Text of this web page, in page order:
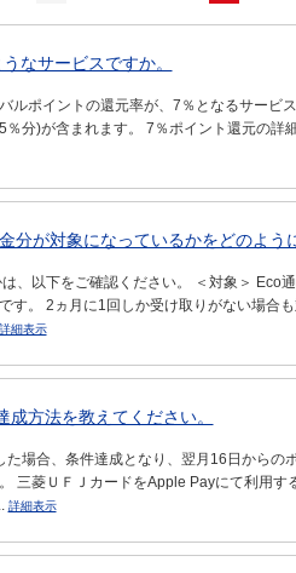
なサービスですか。
ルポイントの還元率が、7％となるサービ
分)が含まれます。 7％ポイント還元の詳
分が対象になっているかをどのよう
、以下をご確認ください。 ＜対象＞ Eco
す。 2ヵ月に1回しか受け取りがない場合
詳細表示
成方法を教えてください。
場合、条件達成となり、翌月16日からの
三菱ＵＦＪカードをApple Payにて利用
詳細表示